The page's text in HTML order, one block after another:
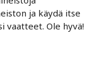
ja käydä itse
vaatteet. Ole hyvä!